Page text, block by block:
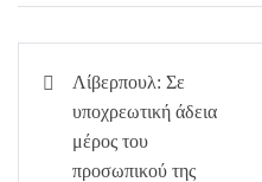
Πλοήγηση
άρθρων
Λίβερπουλ: Σε
υποχρεωτική άδεια
μέρος του
προσωπικού της